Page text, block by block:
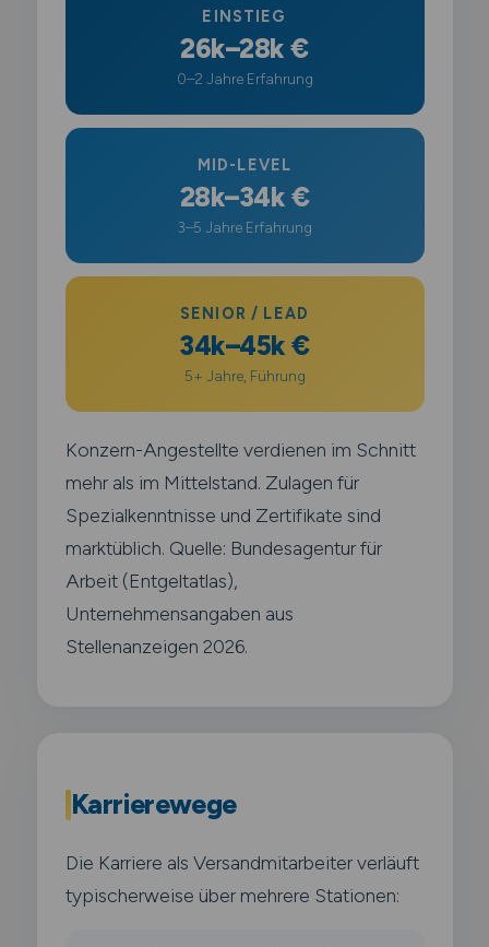
EINSTIEG
26k–28k €
0–2 Jahre Erfahrung
MID-LEVEL
28k–34k €
3–5 Jahre Erfahrung
SENIOR / LEAD
34k–45k €
5+ Jahre, Führung
Konzern-Angestellte verdienen im Schnitt
mehr als im Mittelstand. Zulagen für
Spezialkenntnisse und Zertifikate sind
marktüblich. Quelle: Bundesagentur für
Arbeit (Entgeltatlas),
Unternehmensangaben aus
Stellenanzeigen 2026.
Karrierewege
Die Karriere als Versandmitarbeiter verläuft
typischerweise über mehrere Stationen: